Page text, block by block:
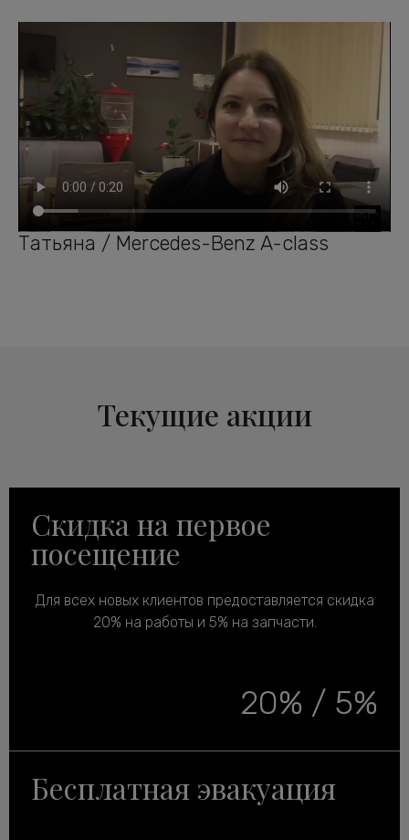
Татьяна / Mercedes-Benz A-class
Текущие акции
Скидка на первое
посещение
Для всех новых клиентов предоставляется скидка
20% на работы и 5% на запчасти.
20% / 5%
Бесплатная эвакуация